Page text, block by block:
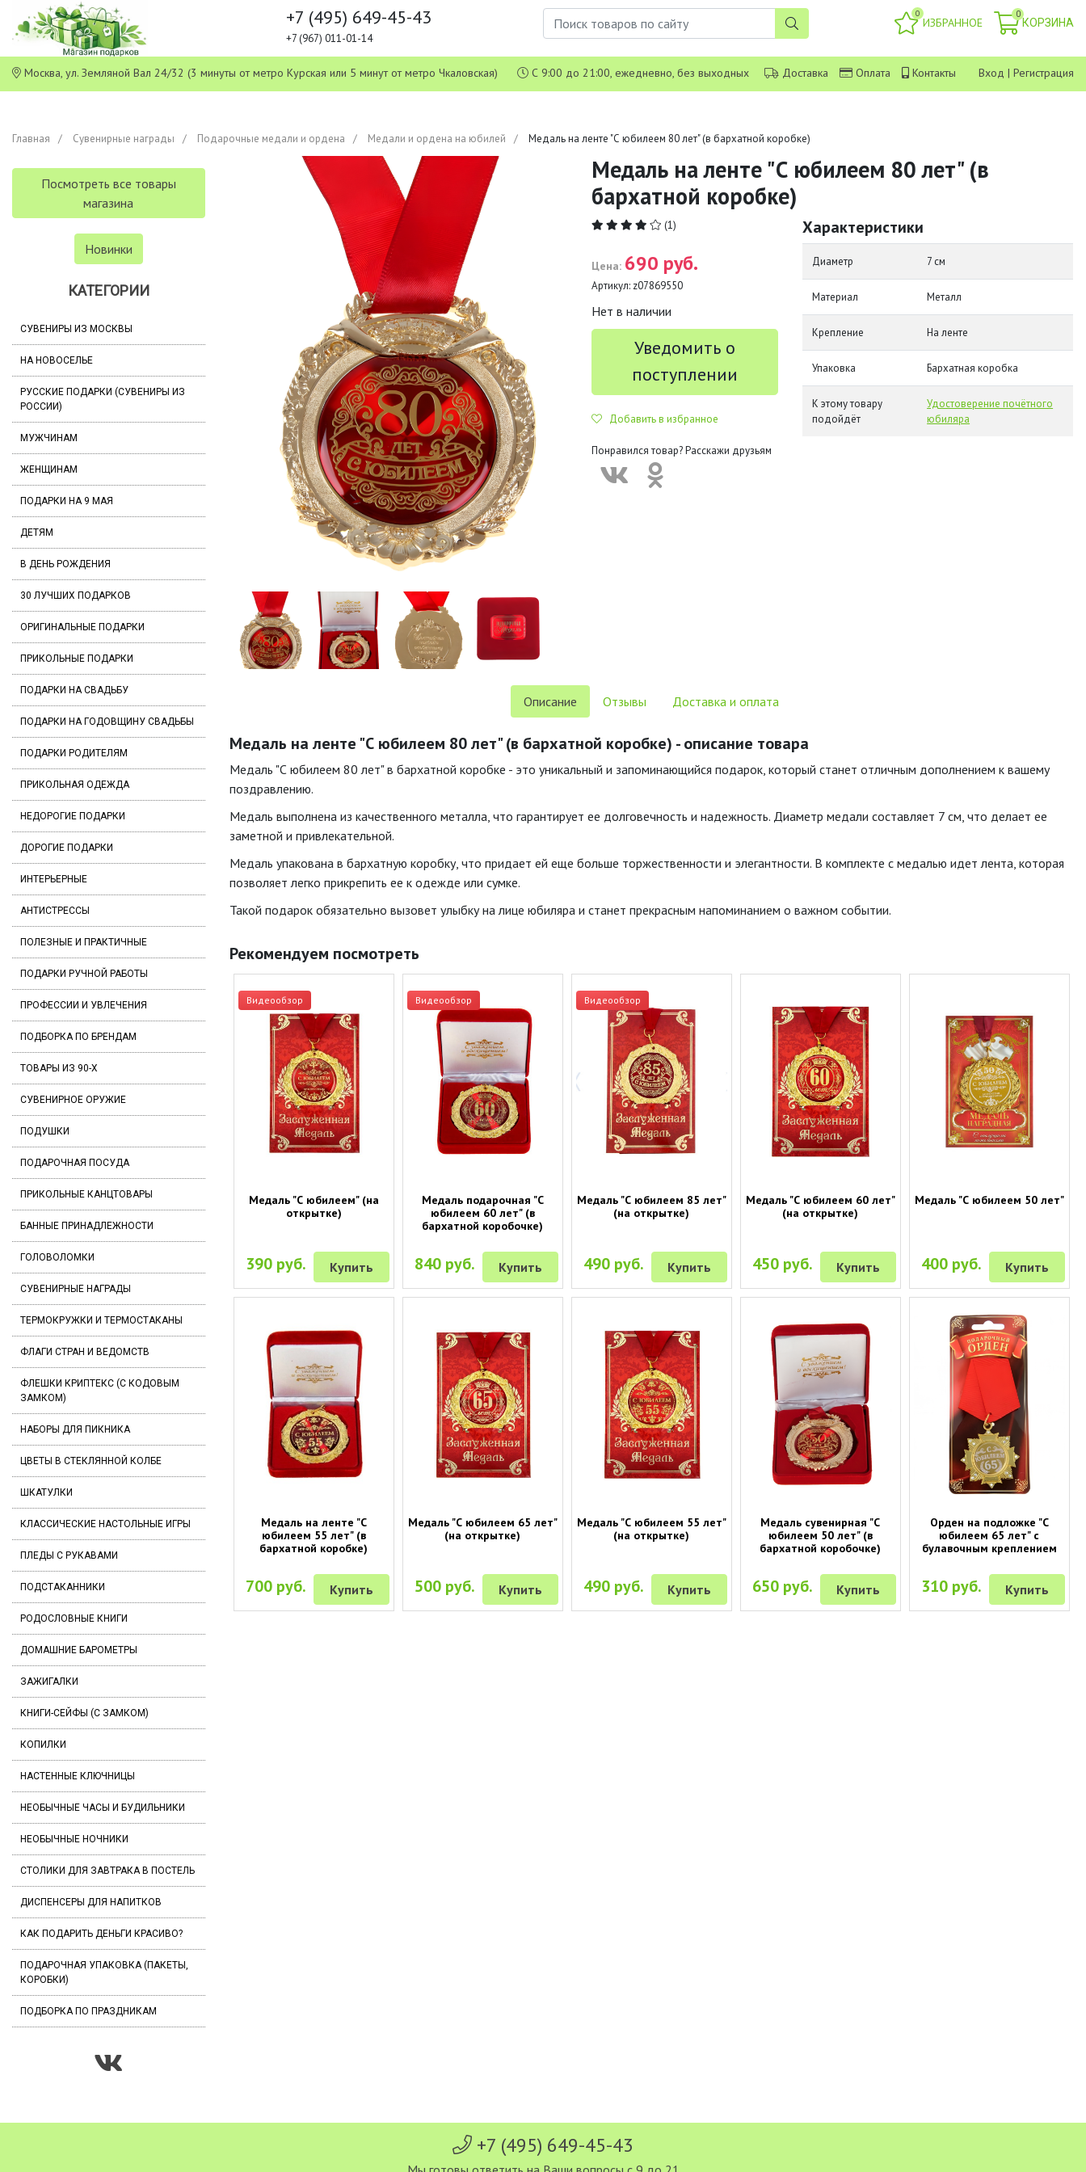
+7 (495) 649-45-43
+7 (967) 011-01-14
0
ИЗБРАННОЕ
0
КОРЗИНА
Москва, ул. Земляной Вал 24/32 (3 минуты от метро Курская или 5 минут от метро Чкаловская) С 9:00 до 21:00, ежедневно, без выходных Доставка Оплата Контакты Вход | Регистрация
Главная Сувенирные награды Подарочные медали и ордена Медали и ордена на юбилей Медаль на ленте "С юбилеем 80 лет" (в бархатной коробке)
Посмотреть все товары
магазина
Новинки
КАТЕГОРИИ
СУВЕНИРЫ ИЗ МОСКВЫ
НА НОВОСЕЛЬЕ
РУССКИЕ ПОДАРКИ (СУВЕНИРЫ ИЗ
РОССИИ)
МУЖЧИНАМ
ЖЕНЩИНАМ
ПОДАРКИ НА 9 МАЯ
ДЕТЯМ
В ДЕНЬ РОЖДЕНИЯ
30 ЛУЧШИХ ПОДАРКОВ
ОРИГИНАЛЬНЫЕ ПОДАРКИ
ПРИКОЛЬНЫЕ ПОДАРКИ
ПОДАРКИ НА СВАДЬБУ
ПОДАРКИ НА ГОДОВЩИНУ СВАДЬБЫ
ПОДАРКИ РОДИТЕЛЯМ
ПРИКОЛЬНАЯ ОДЕЖДА
НЕДОРОГИЕ ПОДАРКИ
ДОРОГИЕ ПОДАРКИ
ИНТЕРЬЕРНЫЕ
АНТИСТРЕССЫ
ПОЛЕЗНЫЕ И ПРАКТИЧНЫЕ
ПОДАРКИ РУЧНОЙ РАБОТЫ
ПРОФЕССИИ И УВЛЕЧЕНИЯ
ПОДБОРКА ПО БРЕНДАМ
ТОВАРЫ ИЗ 90-Х
СУВЕНИРНОЕ ОРУЖИЕ
ПОДУШКИ
ПОДАРОЧНАЯ ПОСУДА
ПРИКОЛЬНЫЕ КАНЦТОВАРЫ
БАННЫЕ ПРИНАДЛЕЖНОСТИ
ГОЛОВОЛОМКИ
СУВЕНИРНЫЕ НАГРАДЫ
ТЕРМОКРУЖКИ И ТЕРМОСТАКАНЫ
ФЛАГИ СТРАН И ВЕДОМСТВ
ФЛЕШКИ КРИПТЕКС (С КОДОВЫМ
ЗАМКОМ)
НАБОРЫ ДЛЯ ПИКНИКА
ЦВЕТЫ В СТЕКЛЯННОЙ КОЛБЕ
ШКАТУЛКИ
КЛАССИЧЕСКИЕ НАСТОЛЬНЫЕ ИГРЫ
ПЛЕДЫ С РУКАВАМИ
ПОДСТАКАННИКИ
РОДОСЛОВНЫЕ КНИГИ
ДОМАШНИЕ БАРОМЕТРЫ
ЗАЖИГАЛКИ
КНИГИ-СЕЙФЫ (С ЗАМКОМ)
КОПИЛКИ
НАСТЕННЫЕ КЛЮЧНИЦЫ
НЕОБЫЧНЫЕ ЧАСЫ И БУДИЛЬНИКИ
НЕОБЫЧНЫЕ НОЧНИКИ
СТОЛИКИ ДЛЯ ЗАВТРАКА В ПОСТЕЛЬ
ДИСПЕНСЕРЫ ДЛЯ НАПИТКОВ
КАК ПОДАРИТЬ ДЕНЬГИ КРАСИВО?
ПОДАРОЧНАЯ УПАКОВКА (ПАКЕТЫ,
КОРОБКИ)
ПОДБОРКА ПО ПРАЗДНИКАМ
Медаль на ленте "С юбилеем 80 лет" (в
бархатной коробке)
(1)
Цена: 690 руб.
Артикул: z07869550
Нет в наличии
Уведомить о
поступлении
Добавить в избранное
Понравился товар? Расскажи друзьям
Характеристики
Диаметр 7 см
Материал Металл
Крепление На ленте
Упаковка Бархатная коробка
К этому товару
подойдёт
Удостоверение почётного
юбиляра
Описание Отзывы Доставка и оплата
Медаль на ленте "С юбилеем 80 лет" (в бархатной коробке) - описание товара
Медаль "С юбилеем 80 лет" в бархатной коробке - это уникальный и запоминающийся подарок, который станет отличным дополнением к вашему
поздравлению.
Медаль выполнена из качественного металла, что гарантирует ее долговечность и надежность. Диаметр медали составляет 7 см, что делает ее
заметной и привлекательной.
Медаль упакована в бархатную коробку, что придает ей еще больше торжественности и элегантности. В комплекте с медалью идет лента, которая
позволяет легко прикрепить ее к одежде или сумке.
Такой подарок обязательно вызовет улыбку на лице юбиляра и станет прекрасным напоминанием о важном событии.
Рекомендуем посмотреть
Видеообзор
Медаль "С юбилеем" (на
открытке)
390 руб. Купить
Видеообзор
Медаль подарочная "С
юбилеем 60 лет" (в
бархатной коробочке)
840 руб. Купить
Видеообзор
Медаль "С юбилеем 85 лет"
(на открытке)
490 руб. Купить
Медаль "С юбилеем 60 лет"
(на открытке)
450 руб. Купить
Медаль "С юбилеем 50 лет"
400 руб. Купить
Медаль на ленте "С
юбилеем 55 лет" (в
бархатной коробке)
700 руб. Купить
Медаль "С юбилеем 65 лет"
(на открытке)
500 руб. Купить
Медаль "С юбилеем 55 лет"
(на открытке)
490 руб. Купить
Медаль сувенирная "С
юбилеем 50 лет" (в
бархатной коробочке)
650 руб. Купить
Орден на подложке "С
юбилеем 65 лет" с
булавочным креплением
310 руб. Купить
+7 (495) 649-45-43